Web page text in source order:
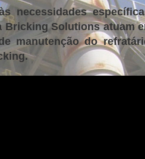
necessidades
Solutions atuam
manutenção do